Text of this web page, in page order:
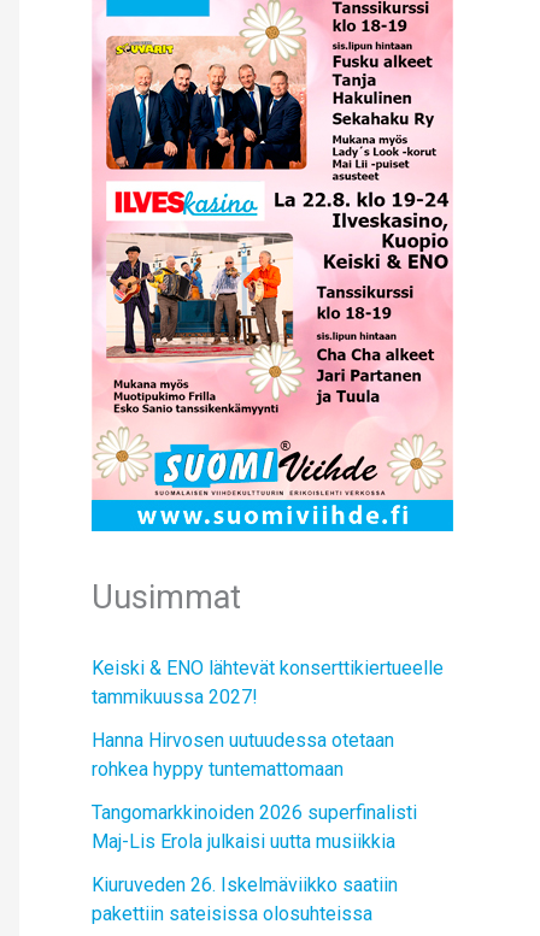
Uusimmat
Keiski & ENO lähtevät konserttikiertueelle
tammikuussa 2027!
Hanna Hirvosen uutuudessa otetaan
rohkea hyppy tuntemattomaan
Tangomarkkinoiden 2026 superfinalisti
Maj-Lis Erola julkaisi uutta musiikkia
Kiuruveden 26. Iskelmäviikko saatiin
pakettiin sateisissa olosuhteissa